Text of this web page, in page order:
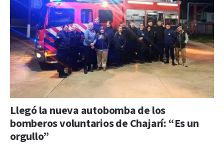
Llegó la nueva autobomba de los
bomberos voluntarios de Chajarí: “Es un
orgullo”